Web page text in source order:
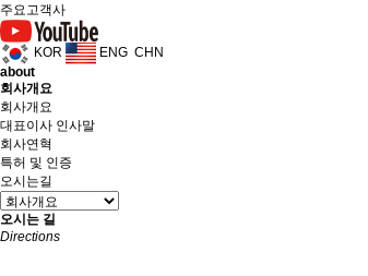
주요고객사
KOR ENG CHN
about
회사개요
회사개요
대표이사 인사말
회사연혁
특허 및 인증
오시는길
오시는 길
Directions